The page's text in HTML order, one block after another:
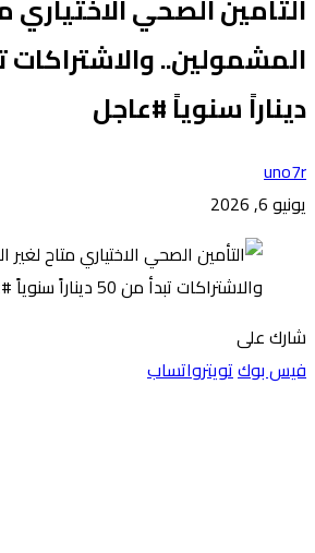
التأمين الصحي الاختياري
ديناراً سنوياً #عاجل
uno7r
يونيو 6, 2026
شارك على
فيس بوكتويترواتساب